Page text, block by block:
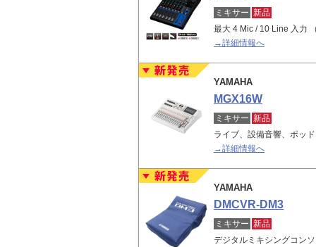
ミキサー 新品
最大 4 Mic / 10 Line 入力
→詳細情報へ
YAMAHA
MGX16W
ミキサー 新品
ライブ、設備音響、ポッ
→詳細情報へ
YAMAHA
DMCVR-DM3
ミキサー 新品
デジタルミキシングコン